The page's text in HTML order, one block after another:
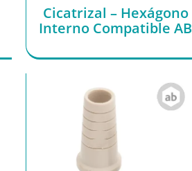
Cicatrizal – Hexágono
Interno Compatible AB